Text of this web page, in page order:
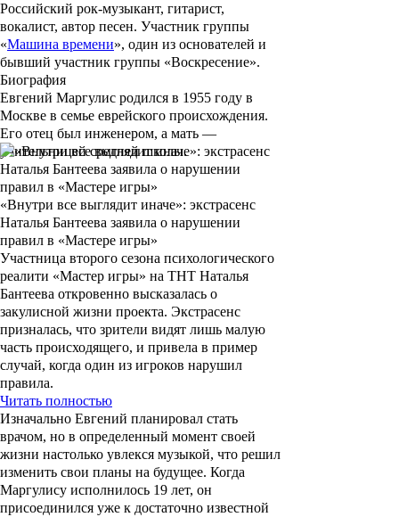
Российский рок-музыкант, гитарист,
вокалист, автор песен. Участник группы
«Машина времени», один из основателей и
бывший участник группы «Воскресение».
Биография
Евгений Маргулис родился в 1955 году в
Москве в семье еврейского происхождения.
Его отец был инженером, а мать —
учительницей средней школы.
«Внутри все выглядит иначе»: экстрасенс
Наталья Бантеева заявила о нарушении
правил в «Мастере игры»
Участница второго сезона психологического
реалити «Мастер игры» на ТНТ Наталья
Бантеева откровенно высказалась о
закулисной жизни проекта. Экстрасенс
призналась, что зрители видят лишь малую
часть происходящего, и привела в пример
случай, когда один из игроков нарушил
правила.
Читать полностью
Изначально Евгений планировал стать
врачом, но в определенный момент своей
жизни настолько увлекся музыкой, что решил
изменить свои планы на будущее. Когда
Маргулису исполнилось 19 лет, он
присоединился уже к достаточно известной